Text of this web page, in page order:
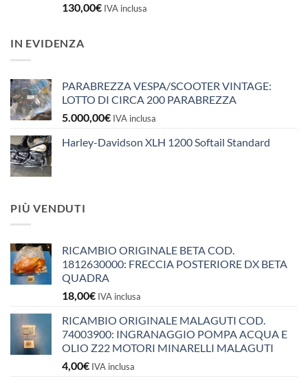
130,00€ IVA inclusa
IN EVIDENZA
PARABREZZA VESPA/SCOOTER VINTAGE:
LOTTO DI CIRCA 200 PARABREZZA
5.000,00€ IVA inclusa
Harley-Davidson XLH 1200 Softail Standard
PIÙ VENDUTI
RICAMBIO ORIGINALE BETA COD.
1812630000: FRECCIA POSTERIORE DX BETA
QUADRA
18,00€ IVA inclusa
RICAMBIO ORIGINALE MALAGUTI COD.
74003900: INGRANAGGIO POMPA ACQUA E
OLIO Z22 MOTORI MINARELLI MALAGUTI
4,00€ IVA inclusa